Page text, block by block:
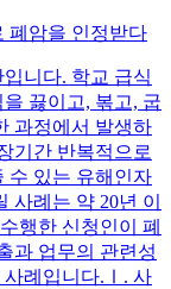
폐암을 인정받다
니다. 학교 급식
끓이고, 볶고, 굽
과정에서 발생하
기간 반복적으로
수 있는 유해인자
사례는 약 20년 이
행한 신청인이 폐
과 업무의 관련성
사례입니다.Ⅰ. 사